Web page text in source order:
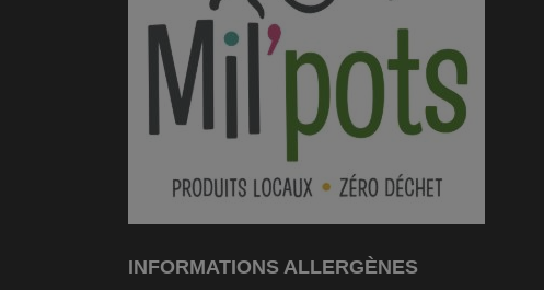
INFORMATIONS ALLERGÈNES